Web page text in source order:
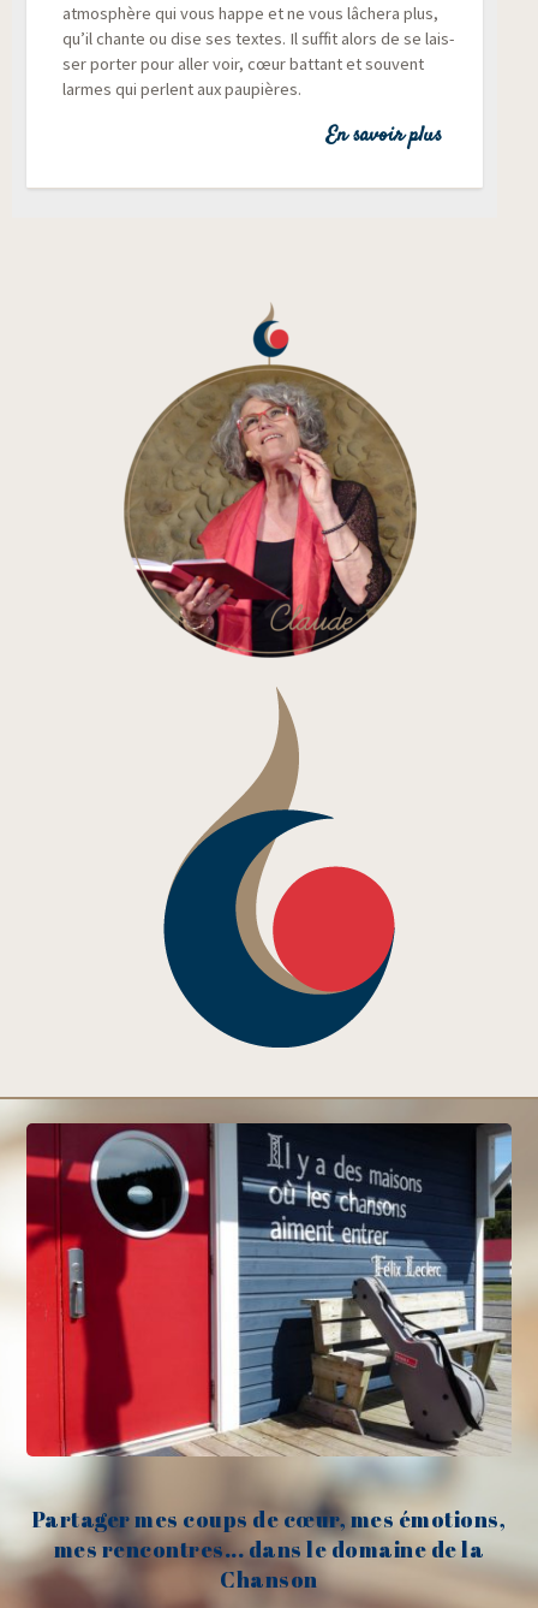
atmo­sphère qui vous happe et ne vous lâche­ra plus,
qu’il chante ou dise ses textes. Il suf­fit alors de se lais­
ser por­ter pour aller voir, cœur bat­tant et sou­vent
larmes qui perlent aux paupières.
En savoir plus
Partager mes coups de cœur, mes émotions,
mes rencontres... dans le domaine de la
Chanson